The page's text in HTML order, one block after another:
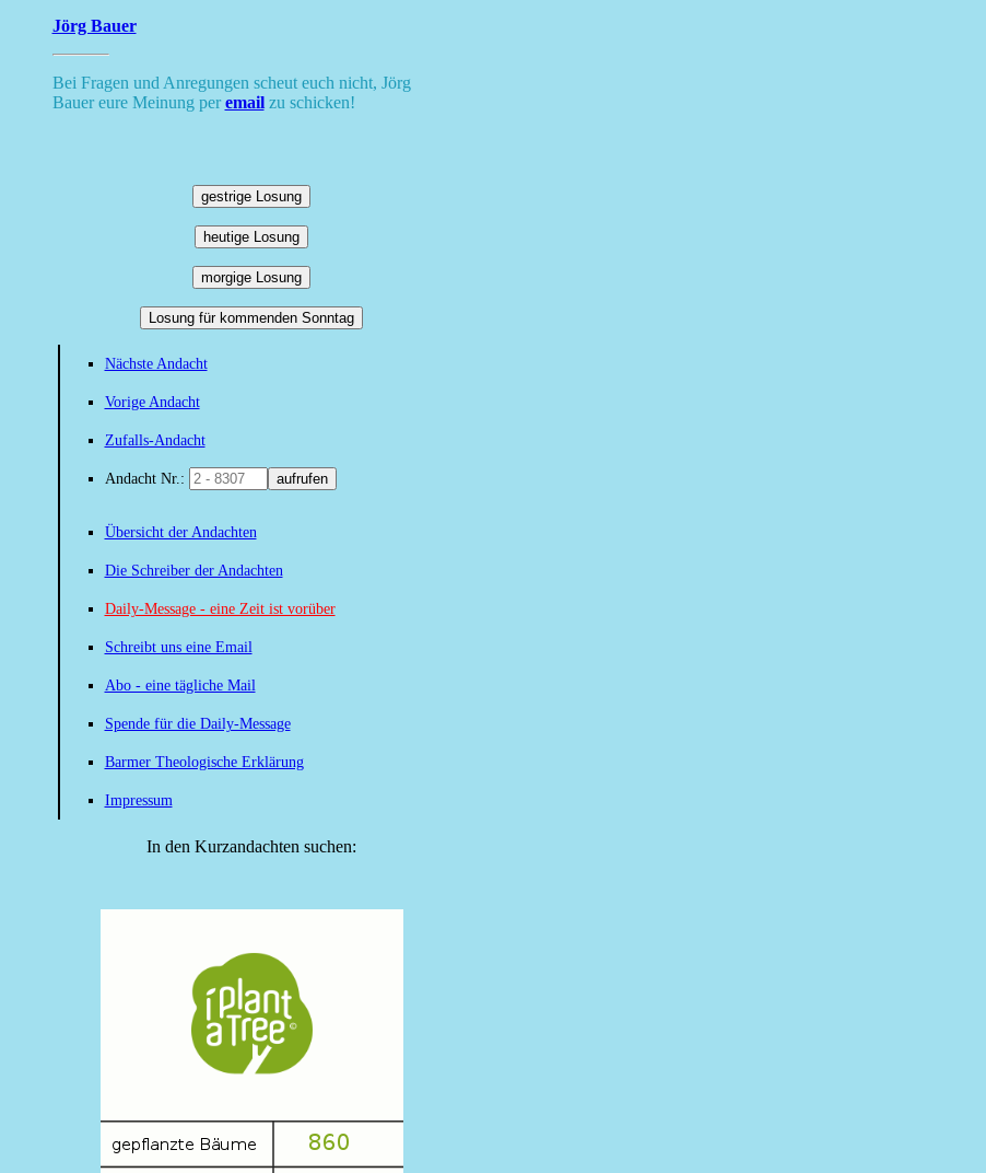
Jörg Bauer
Bei Fragen und Anregungen scheut euch nicht, Jörg
Bauer eure Meinung peremailzu schicken!
gestrige Losung
heutige Losung
morgige Losung
Losung für kommenden Sonntag
Nächste Andacht
Vorige Andacht
Zufalls-Andacht
Andacht Nr.: aufrufen
Übersicht der Andachten
Die Schreiber der Andachten
Daily-Message - eine Zeit ist vorüber
Schreibt uns eine Email
Abo - eine tägliche Mail
Spende für die Daily-Message
Barmer Theologische Erklärung
Impressum
In den Kurzandachten suchen: